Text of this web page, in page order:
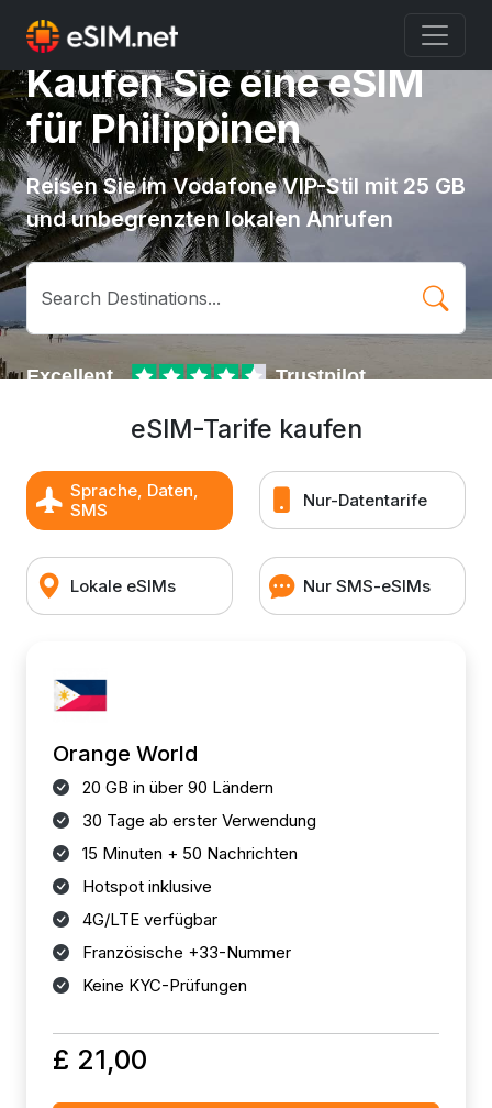
Kaufen Sie eine eSIM
für Philippinen
Reisen Sie im Vodafone VIP-Stil mit 25 GB
und unbegrenzten lokalen Anrufen
eSIM-Tarife kaufen
Sprache, Daten,
SMS
Nur-Datentarife
Lokale eSIMs Nur SMS-eSIMs
Orange World
20 GB in über 90 Ländern
30 Tage ab erster Verwendung
15 Minuten + 50 Nachrichten
Hotspot inklusive
4G/LTE verfügbar
Französische +33-Nummer
Keine KYC-Prüfungen
£ 21,00